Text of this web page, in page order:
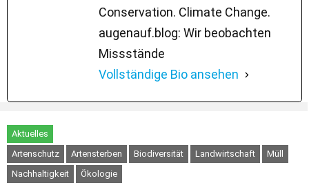
Conservation. Climate Change.
augenauf.blog: Wir beobachten
Missstände
Vollständige Bio ansehen
Aktuelles
Artenschutz
Artensterben Biodiversität Landwirtschaft
Müll
Nachhaltigkeit
Ökologie